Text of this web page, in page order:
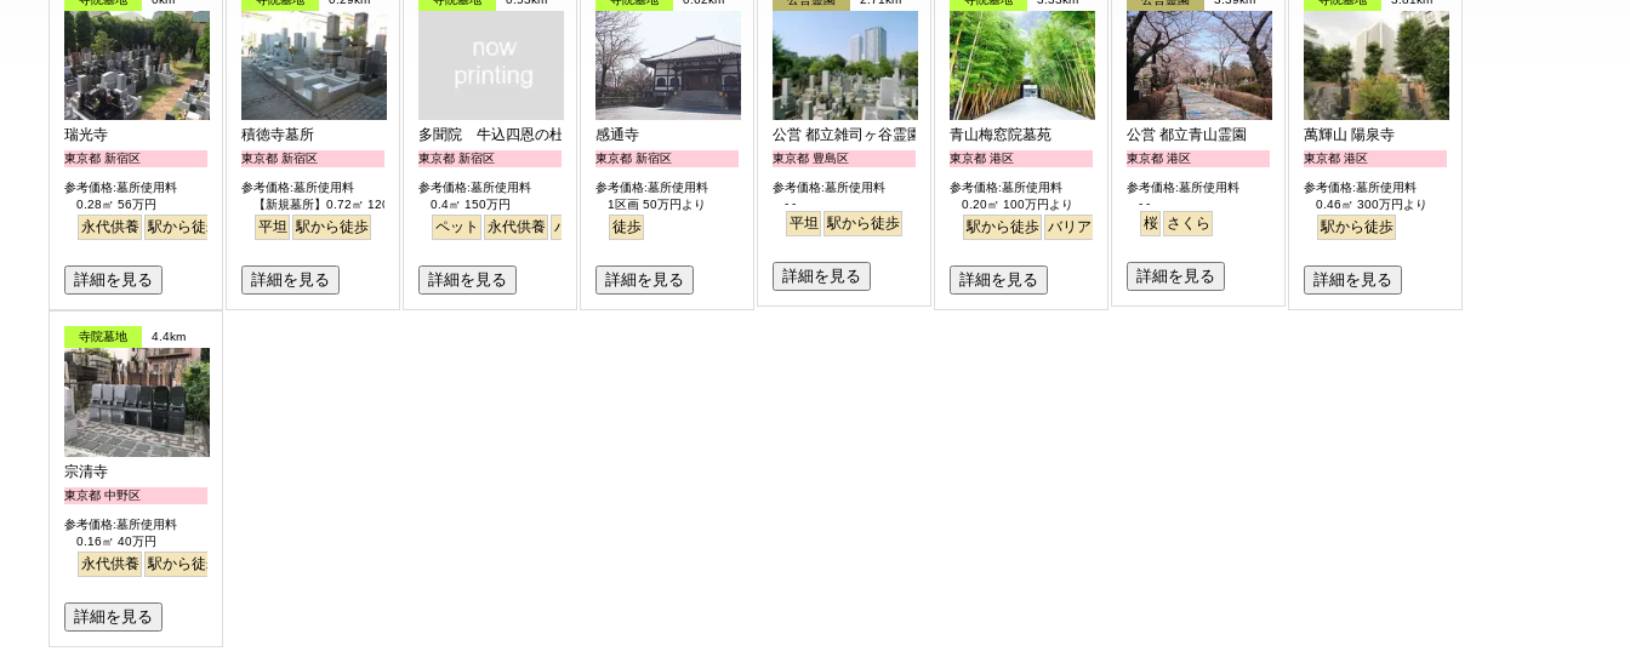
瑞光寺
東京都 新宿区
参考価格:墓所使用料
0.28㎡ 56万円
永代供養 駅から徒歩
詳細を見る
積徳寺墓所
東京都 新宿区
参考価格:墓所使用料
【新規墓所】0.72㎡ 120万円
平坦 駅から徒歩
詳細を見る
多聞院 牛込四恩の杜
東京都 新宿区
参考価格:墓所使用料
0.4㎡ 150万円
ペット 永代供養 バリアフリー
詳細を見る
感通寺
東京都 新宿区
参考価格:墓所使用料
1区画 50万円より
徒歩
詳細を見る
公営 都立雑司ヶ谷霊園
東京都 豊島区
参考価格:墓所使用料
- -
平坦 駅から徒歩
詳細を見る
青山梅窓院墓苑
東京都 港区
参考価格:墓所使用料
0.20㎡ 100万円より
駅から徒歩 バリアフリー 永代供養
詳細を見る
公営 都立青山霊園
東京都 港区
参考価格:墓所使用料
- -
桜 さくら
詳細を見る
萬輝山 陽泉寺
東京都 港区
参考価格:墓所使用料
0.46㎡ 300万円より
駅から徒歩
詳細を見る
寺院墓地 4.4km
宗清寺
東京都 中野区
参考価格:墓所使用料
0.16㎡ 40万円
永代供養 駅から徒歩
詳細を見る